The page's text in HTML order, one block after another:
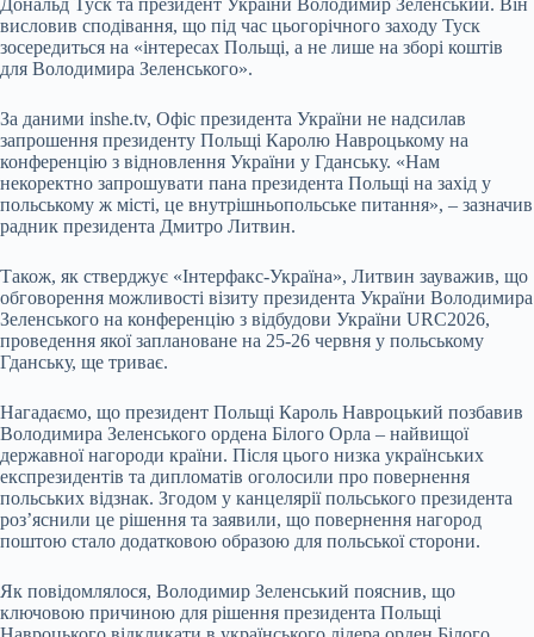
висловив сподівання, що під час цьогорічного заходу Туск
зосередиться на «інтересах Польщі, а не лише на зборі коштів
для Володимира Зеленського».
За даними inshe.tv, Офіс президента України не надсилав
запрошення президенту Польщі Каролю Навроцькому на
конференцію з відновлення України у Гданську. «Нам
некоректно запрошувати пана президента Польщі на захід у
польському ж місті, це внутрішньопольське питання», – зазначив
радник президента Дмитро Литвин.
Також, як стверджує «Інтерфакс-Україна», Литвин зауважив, що
обговорення можливості візиту президента України Володимира
Зеленського на конференцію з відбудови України URC2026,
проведення якої заплановане на 25-26 червня у польському
Гданську, ще триває.
Нагадаємо, що президент Польщі Кароль Навроцький позбавив
Володимира Зеленського ордена Білого Орла – найвищої
державної нагороди країни. Після цього низка українських
експрезидентів та дипломатів оголосили про повернення
польських відзнак. Згодом у канцелярії польського президента
роз’яснили це рішення та заявили, що повернення нагород
поштою стало додатковою образою для польської сторони.
Як повідомлялося, Володимир Зеленський пояснив, що
ключовою причиною для рішення президента Польщі